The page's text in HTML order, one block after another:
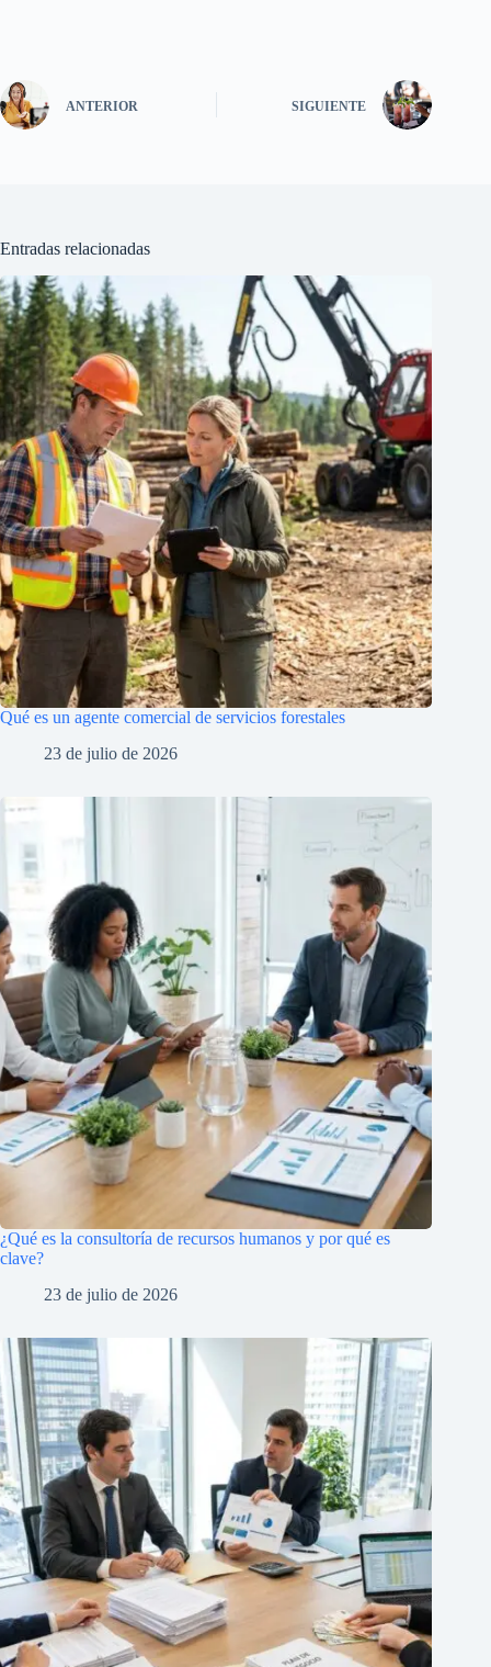
ANTERIOR SIGUIENTE
Entradas relacionadas
Qué es un agente comercial de servicios forestales
23 de julio de 2026
¿Qué es la consultoría de recursos humanos y por qué es
clave?
23 de julio de 2026